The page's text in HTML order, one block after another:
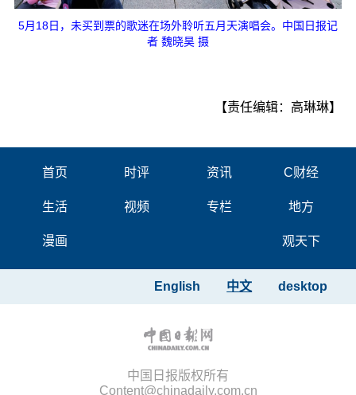
5月18日，未买到票的歌迷在场外聆听五月天演唱会。中国日报记
者 魏晓昊 摄
【责任编辑：高琳琳】
首页 时评 资讯 C财经
生活 视频 专栏 地方
漫画 观天下
desktop
中文
English
中国日报版权所有
Content@chinadaily.com.cn